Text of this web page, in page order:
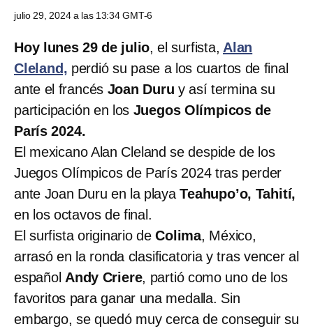
julio 29, 2024 a las 13:34 GMT-6
Hoy lunes 29 de julio, el surfista, Alan
Cleland, perdió su pase a los cuartos de final
ante el francés Joan Duru y así termina su
participación en los Juegos Olímpicos de
París 2024.
El mexicano Alan Cleland se despide de los
Juegos Olímpicos de París 2024 tras perder
ante Joan Duru en la playaTeahupo’o, Tahití,
en los octavos de final.
El surfista originario deColima, México,
arrasó en la ronda clasificatoria y tras vencer al
español Andy Criere, partió como uno de los
favoritos para ganar una medalla. Sin
embargo, se quedó muy cerca de conseguir su